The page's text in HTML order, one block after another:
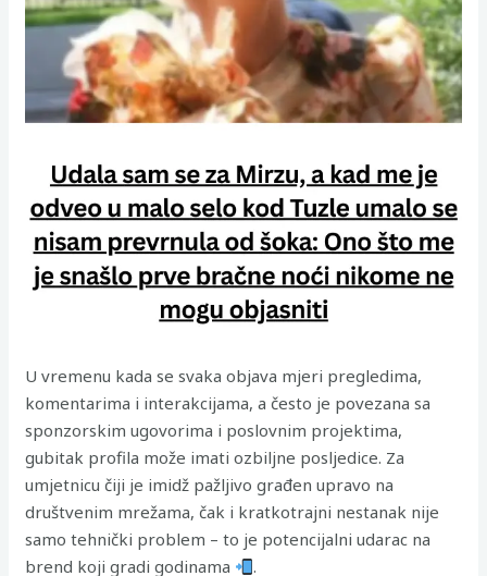
U vremenu kada se svaka objava mjeri pregledima,
komentarima i interakcijama, a često je povezana sa
sponzorskim ugovorima i poslovnim projektima,
gubitak profila može imati ozbiljne posljedice. Za
umjetnicu čiji je imidž pažljivo građen upravo na
društvenim mrežama, čak i kratkotrajni nestanak nije
samo tehnički problem – to je potencijalni udarac na
brend koji gradi godinama
.